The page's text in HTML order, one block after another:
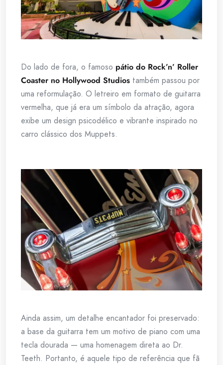
Do lado de fora, o famoso pátio do Rock’n’ Roller
Coaster no Hollywood Studios também passou por
uma reformulação. O letreiro em formato de guitarra
vermelha, que já era um símbolo da atração, agora
exibe um design psicodélico e vibrante inspirado no
carro clássico dos Muppets.
Ainda assim, um detalhe encantador foi preservado:
a base da guitarra tem um motivo de piano com uma
tecla dourada — uma homenagem direta ao Dr.
Teeth. Portanto, é aquele tipo de referência que fã